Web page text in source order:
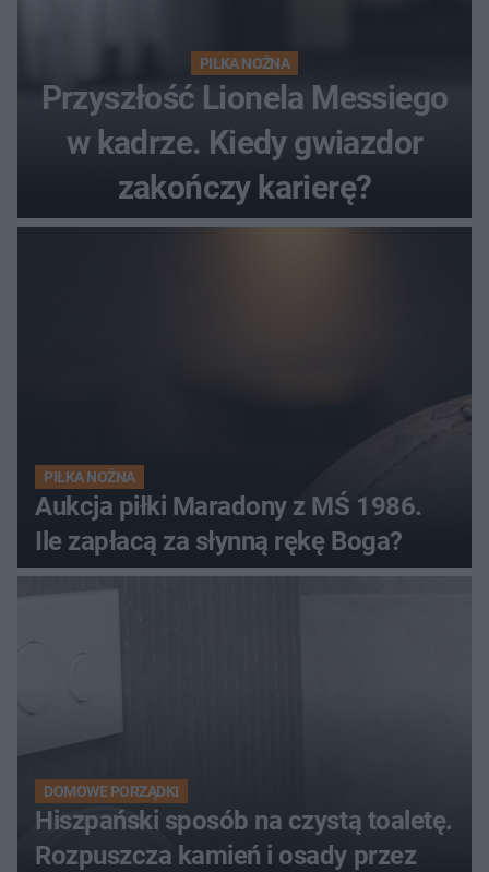
PIŁKA NOŻNA
Przyszłość Lionela Messiego
w kadrze. Kiedy gwiazdor
zakończy karierę?
PIŁKA NOŻNA
Aukcja piłki Maradony z MŚ 1986.
Ile zapłacą za słynną rękę Boga?
DOMOWE PORZĄDKI
Hiszpański sposób na czystą toaletę.
Rozpuszcza kamień i osady przez